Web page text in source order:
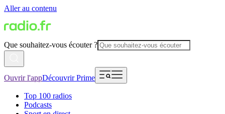
Aller au contenu
Que souhaitez-vous écouter ?
Ouvrir l'appDécouvrir Prime
Top 100 radios
Podcasts